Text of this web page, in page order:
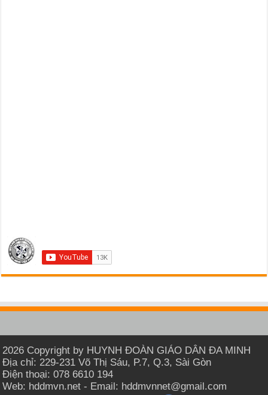
2026 Copyright by HUYNH ĐOÀN GIÁO DÂN ĐA MINH
Địa chỉ: 229-231 Võ Thị Sáu, P.7, Q.3, Sài Gòn
Điện thoại: 078 6610 194
Web: hddmvn.net - Email: hddmvnnet@gmail.com